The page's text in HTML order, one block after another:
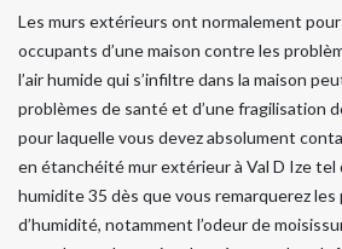
Les murs extérieurs ont normalement
occupants d’une maison contre les
l’air humide qui s’infiltre dans la maison
problèmes de santé et d’une fragilisation
pour laquelle vous devez absolument
en étanchéité mur extérieur à Val D Ize tel
humidite 35 dès que vous remarquerez les
d’humidité, notamment l’odeur de